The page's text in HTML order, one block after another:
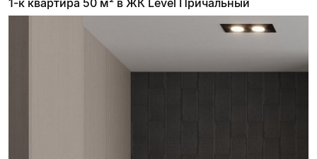
1-к квартира 50 м² в ЖК Level Причальный